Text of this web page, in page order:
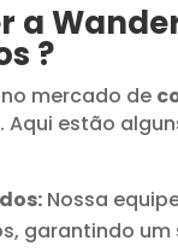
a
?
mercado de
estão
Nossa
garantindo